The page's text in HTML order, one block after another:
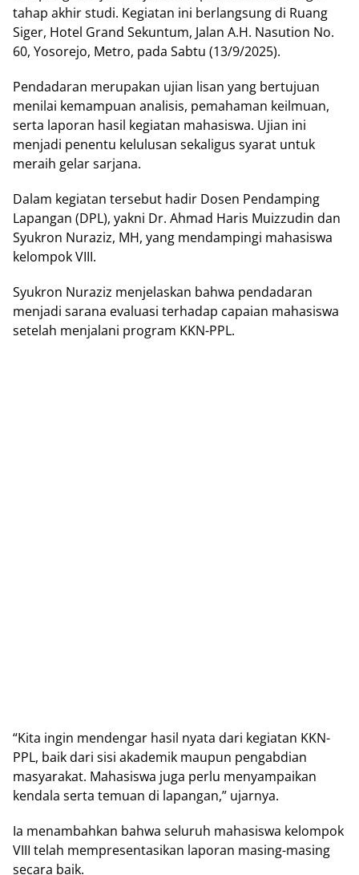
tahap akhir studi. Kegiatan ini berlangsung di Ruang
Siger, Hotel Grand Sekuntum, Jalan A.H. Nasution No.
60, Yosorejo, Metro, pada Sabtu (13/9/2025).
Pendadaran merupakan ujian lisan yang bertujuan
menilai kemampuan analisis, pemahaman keilmuan,
serta laporan hasil kegiatan mahasiswa. Ujian ini
menjadi penentu kelulusan sekaligus syarat untuk
meraih gelar sarjana.
Dalam kegiatan tersebut hadir Dosen Pendamping
Lapangan (DPL), yakni Dr. Ahmad Haris Muizzudin dan
Syukron Nuraziz, MH, yang mendampingi mahasiswa
kelompok VIII.
Syukron Nuraziz menjelaskan bahwa pendadaran
menjadi sarana evaluasi terhadap capaian mahasiswa
setelah menjalani program KKN-PPL.
“Kita ingin mendengar hasil nyata dari kegiatan KKN-
PPL, baik dari sisi akademik maupun pengabdian
masyarakat. Mahasiswa juga perlu menyampaikan
kendala serta temuan di lapangan,” ujarnya.
Ia menambahkan bahwa seluruh mahasiswa kelompok
VIII telah mempresentasikan laporan masing-masing
secara baik.